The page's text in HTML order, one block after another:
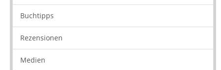
Neuerscheinungen
Vorschau